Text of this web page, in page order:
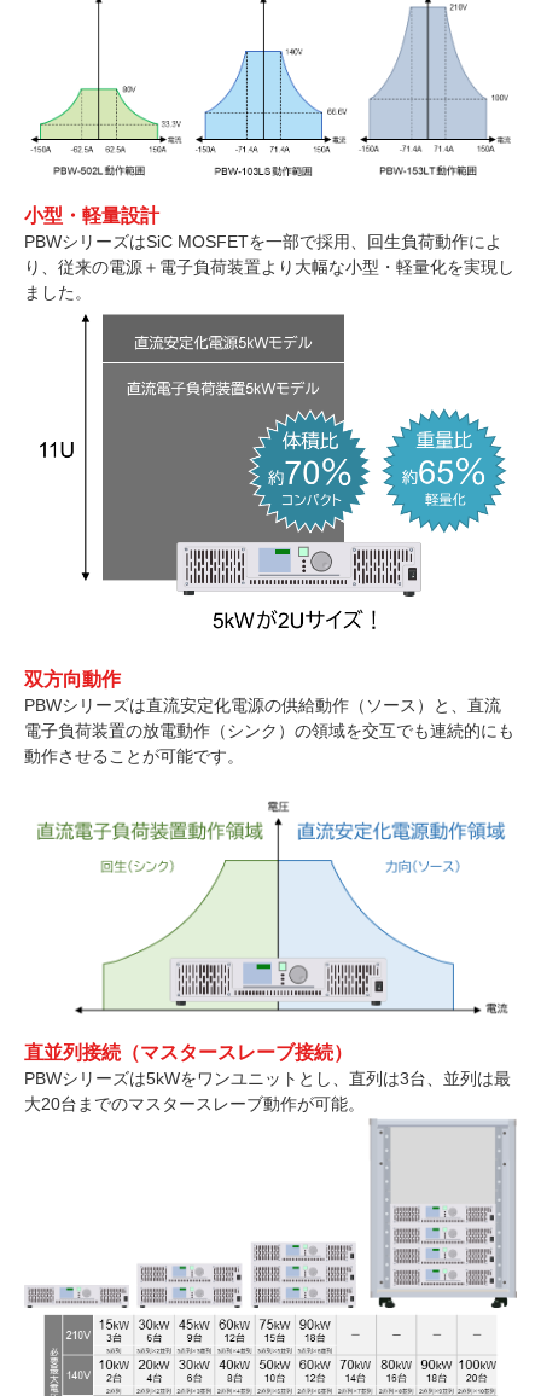
小型・軽量設計
PBWシリーズはSiC MOSFETを一部で採用、回生負荷動作によ
り、従来の電源＋電子負荷装置より大幅な小型・軽量化を実現し
ました。
双方向動作
PBWシリーズは直流安定化電源の供給動作（ソース）と、直流
電子負荷装置の放電動作（シンク）の領域を交互でも連続的にも
動作させることが可能です。
直並列接続（マスタースレーブ接続）
PBWシリーズは5kWをワンユニットとし、直列は3台、並列は最
大20台までのマスタースレーブ動作が可能。